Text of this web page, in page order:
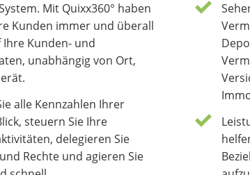
Mit Quixx360° haben
Kunden immer und überall
Kunden- und
unabhängig von Ort,
alle Kennzahlen Ihrer
steuern Sie Ihre
delegieren Sie
Rechte und agieren Sie